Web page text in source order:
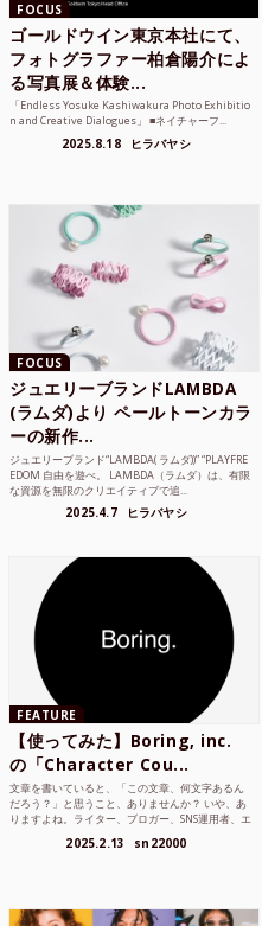
FOCUS
ゴールドウイン東京本社にて、
フォトグラファー柏倉陽介によ
る写真展＆体験...
「Endless Yosuke Kashiwakura Photo Exhibitio
n and Creative Dialogues」 ■ネイチャーフ...
2025.8.18 ヒラバヤシ
FOCUS
ジュエリーブランドLAMBDA
(ラムダ)より ペールトーンカラ
ーの新作...
ジュエリーブランド“LAMBDA( ラムダ))” “PLAYFRE
EDOM 自由を遊べ。 LAMBDA（ラムダ）は、有限
な資源を無限のクリエイティブで追...
2025.4.7 ヒラバヤシ
FEATURE
【使ってみた】Boring, inc.
の「Character Cou...
文章を書いていると、「この文章、何文字あるん
だろう？」と思うこと、ありませんか？ いや、あ
りますよね。ライター、ブロガー、SNS運用者、エ
2025.2.13 sn22000